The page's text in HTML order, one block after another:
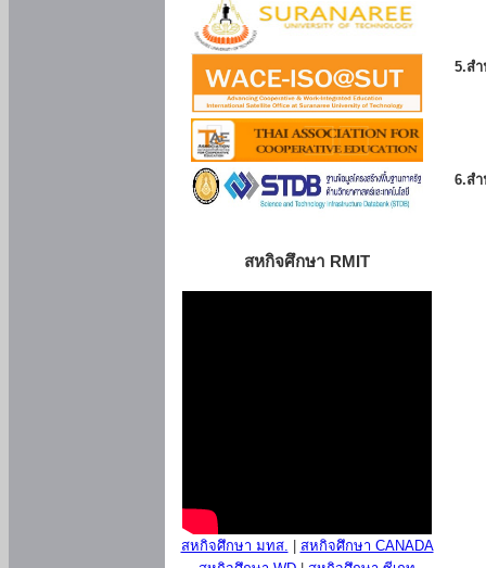
สหกิจศึกษา RMIT
สหกิจศึกษา มทส.
สหกิจศึกษา CANADA
5.ส
6.ส